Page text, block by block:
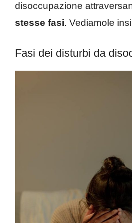
disoccupazione
stesse fasi. Vediamole
Fasi dei disturbi da